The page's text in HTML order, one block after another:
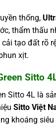
thống,
thẩm thấu
tạo đất rõ
xịt.
Sitto
Sitto 4L là
Sitto Việt
khoáng